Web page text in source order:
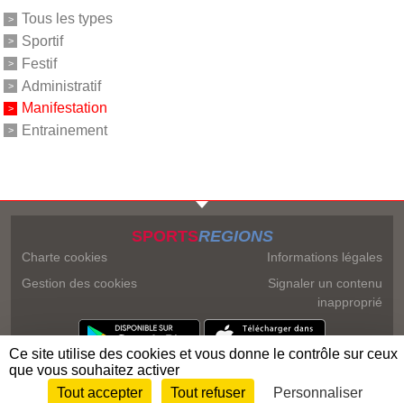
Tous les types
Sportif
Festif
Administratif
Manifestation
Entrainement
SPORTSREGIONS
Charte cookies
Gestion des cookies
Informations légales
Signaler un contenu
inapproprié
Envie de participer ? Connexion
Ce site utilise des cookies et vous donne le contrôle sur ceux
que vous souhaitez activer
Tout accepter
Tout refuser Personnaliser